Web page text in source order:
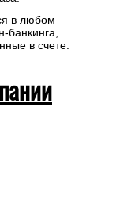
в любом
банкинга,
в счете.